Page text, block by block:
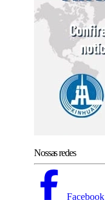
Nossas redes
Facebook